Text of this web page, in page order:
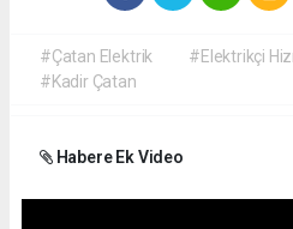
#Çatan Elektrik
#Elektrikçi
#Kadir Çatan
Habere Ek Video